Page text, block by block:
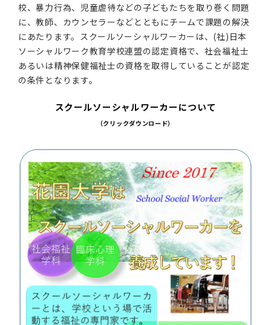
校、暴力行為、児童虐待などの子どもたちを取り巻く問題
に、教師、カウンセラーなどとともにチームで課題の解決
にあたります。スクールソーシャルワーカーは、(社)日本
ソーシャルワーク教育学校連盟の認定資格で、社会福祉士
あるいは精神保健福祉士の資格を取得していることが認定
の条件となります。
スクールソーシャルワーカーについて
（クリックダウンロード）